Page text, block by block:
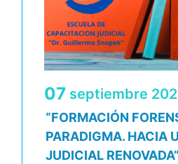
07 septiembre
“FORMACIÓN
PARADIGMA. HACIA
JUDICIAL